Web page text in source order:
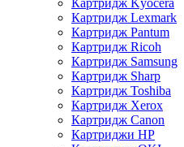
Картридж Kyocera
Картридж Lexmark
Картридж Pantum
Картридж Ricoh
Картридж Samsung
Картридж Sharp
Картридж Toshiba
Картридж Xerox
Картридж Сanon
Картриджи HP